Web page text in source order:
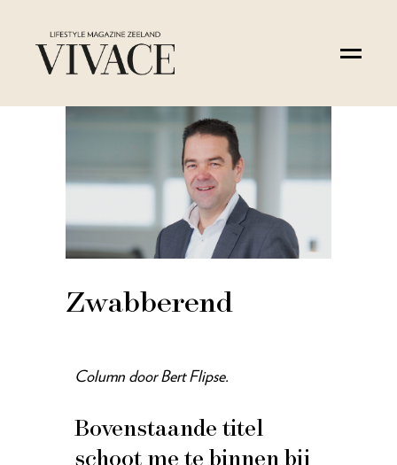
Zwabberend
Column door Bert Flipse.
Bovenstaande titel
schoot me te binnen bij